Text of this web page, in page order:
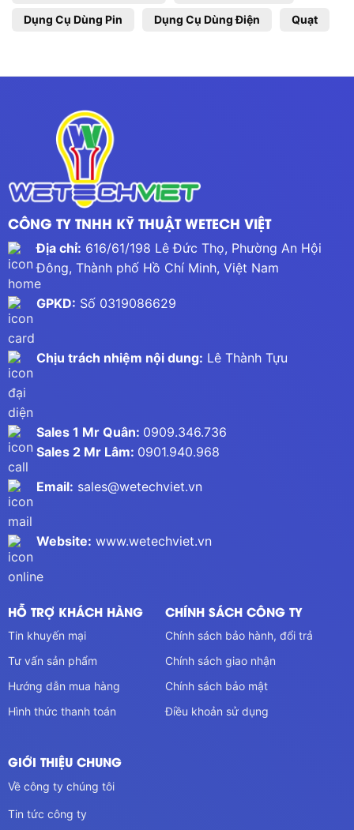
Dụng Cụ Dùng Pin Dụng Cụ Dùng Điện Quạt
CÔNG TY TNHH KỸ THUẬT WETECH VIỆT
Địa chỉ: 616/61/198 Lê Đức Thọ, Phường An Hội
Đông, Thành phố Hồ Chí Minh, Việt Nam
GPKD: Số 0319086629
Chịu trách nhiệm nội dung: Lê Thành Tựu
Sales 1 Mr Quân: 0909.346.736
Sales 2 Mr Lâm: 0901.940.968
Email: sales@wetechviet.vn
Website: www.wetechviet.vn
HỖ TRỢ KHÁCH HÀNG
Tin khuyến mại
Tư vấn sản phẩm
Hướng dẫn mua hàng
Hình thức thanh toán
CHÍNH SÁCH CÔNG TY
Chính sách bảo hành, đổi trả
Chính sách giao nhận
Chính sách bảo mật
Điều khoản sử dụng
GIỚI THIỆU CHUNG
Về công ty chúng tôi
Tin tức công ty